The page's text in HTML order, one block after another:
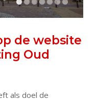
de website
Oud
als doel de